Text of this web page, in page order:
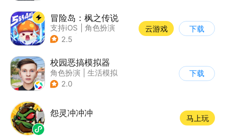
冒险岛：枫之传说
支持iOS
角色扮演
| 放置
2.5
云游戏 下载
校园恶搞模拟器
角色扮演
生活模拟
| 写实
2.0
下载
怨灵冲冲冲
马上玩